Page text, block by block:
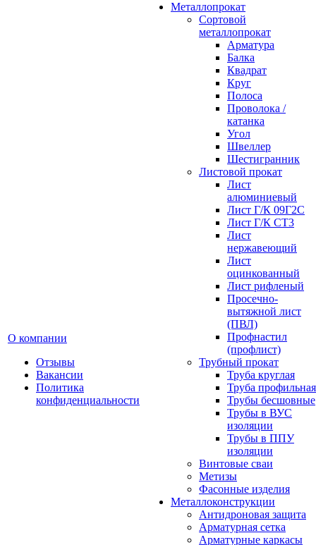
О компании
Отзывы
Вакансии
Политика
конфиденциальности
Металлопрокат
Сортовой
металлопрокат
Арматура
Балка
Квадрат
Круг
Полоса
Проволока /
катанка
Угол
Швеллер
Шестигранник
Листовой прокат
Лист
алюминиевый
Лист Г/К 09Г2С
Лист Г/К СТ3
Лист
нержавеющий
Лист
оцинкованный
Лист рифленый
Просечно-
вытяжной лист
(ПВЛ)
Профнастил
(профлист)
Трубный прокат
Труба круглая
Труба профильная
Трубы бесшовные
Трубы в ВУС
изоляции
Трубы в ППУ
изоляции
Винтовые сваи
Метизы
Фасонные изделия
Металлоконструкции
Антидроновая защита
Арматурная сетка
Арматурные каркасы